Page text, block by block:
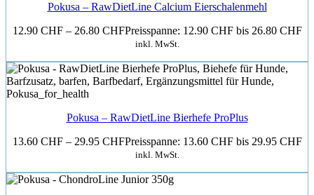
Pokusa – RawDietLine Calcium Eierschalenmehl
12.90 CHF – 26.80 CHFPreisspanne: 12.90 CHF bis 26.80 CHF
inkl. MwSt.
Pokusa – RawDietLine Bierhefe ProPlus
13.60 CHF – 29.95 CHFPreisspanne: 13.60 CHF bis 29.95 CHF
inkl. MwSt.